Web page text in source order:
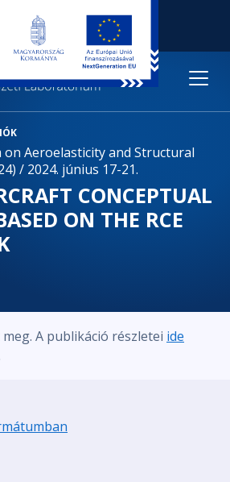
Aeroelasticity and Structural
/ 2024. június 17-21.
CONCEPTUAL
ON THE RCE
A publikáció részletei ide